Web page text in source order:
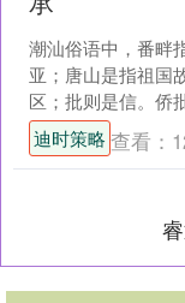
潮汕俗语中，番畔
亚；唐山是指祖国
区；批则是信。侨
信，是海外华侨通
的金融邮政机构寄
迪时策略查看：